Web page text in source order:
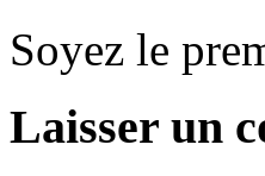
Soyez le
Laisser un